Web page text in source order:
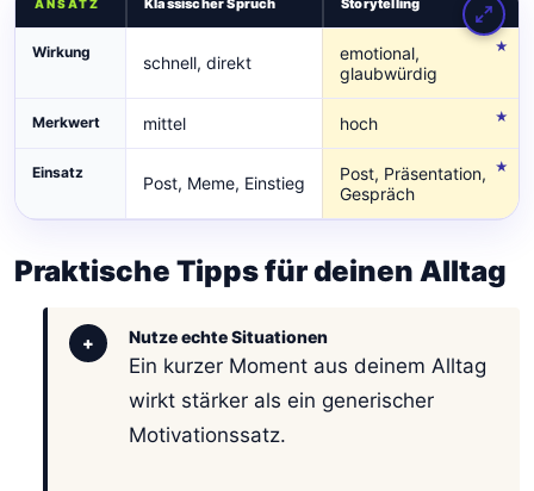
ANSATZ Klassischer Spruch Storytelling
Wirkung
schnell, direkt
emotional,
glaubwürdig
Merkwert mittel hoch
Einsatz
Post, Meme, Einstieg
Post, Präsentation,
Gespräch
Praktische Tipps für deinen Alltag
+ Nutze echte Situationen
Ein kurzer Moment aus deinem Alltag
wirkt stärker als ein generischer
Motivationssatz.